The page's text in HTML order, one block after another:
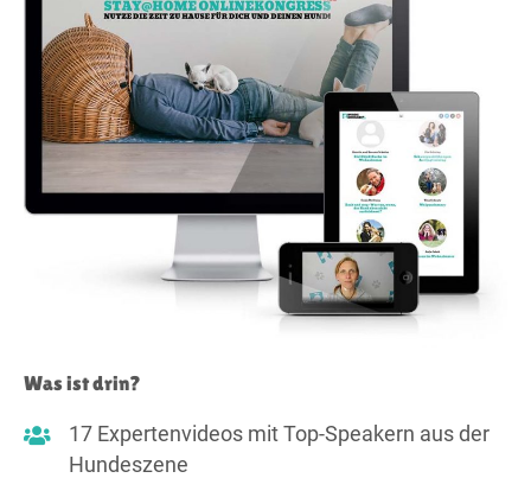
Was ist drin?
17 Expertenvideos mit Top-Speakern aus der
Hundeszene